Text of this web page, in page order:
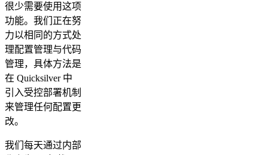
很少需要使用这项
功能。我们正在努
力以相同的方式处
理配置管理与代码
管理，具体方法是
在 Quicksilver 中
引入受控部署机制
来管理任何配置更
改。
我们每天通过内部